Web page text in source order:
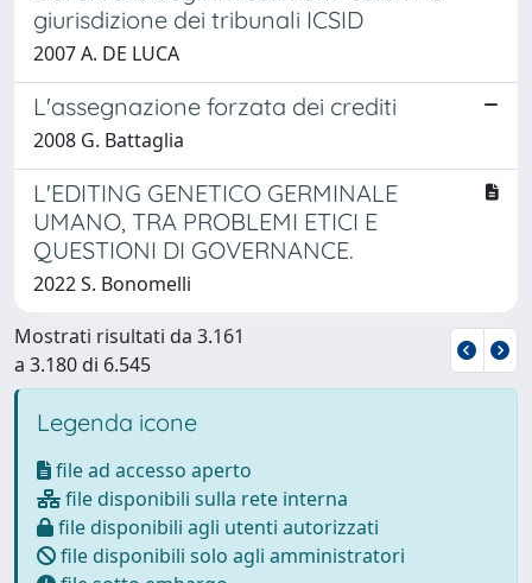
giurisdizione dei tribunali ICSID
2007 A. DE LUCA
L'assegnazione forzata dei crediti
2008 G. Battaglia
L'EDITING GENETICO GERMINALE
UMANO, TRA PROBLEMI ETICI E
QUESTIONI DI GOVERNANCE.
2022 S. Bonomelli
Mostrati risultati da 3.161
a 3.180 di 6.545
Legenda icone
file ad accesso aperto
file disponibili sulla rete interna
file disponibili agli utenti autorizzati
file disponibili solo agli amministratori